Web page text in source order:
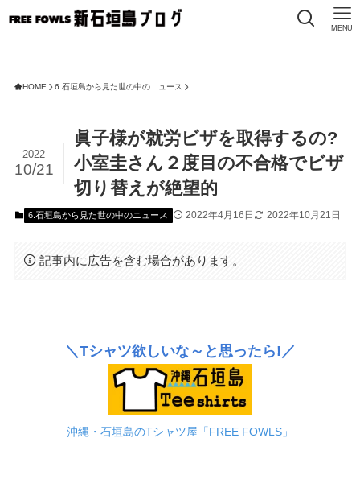
MENU
HOME 6.石垣島から見た世の中のニュース
眞子様が就労ビザを取得するの?
小室圭さん２度目の不合格でビザ
切り替えが絶望的
2022
10/21
6.石垣島から見た世の中のニュース 2022年4月16日 2022年10月21日
記事内に広告を含む場合があります。
＼Tシャツ欲しいな～と思ったら!／
沖縄・石垣島のTシャツ屋「FREE FOWLS」